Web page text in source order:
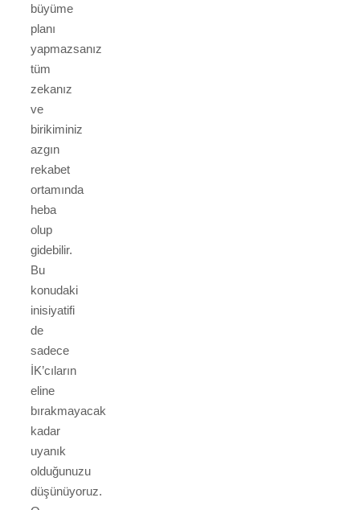
büyüme
planı
yapmazsanız
tüm
zekanız
ve
birikiminiz
azgın
rekabet
ortamında
heba
olup
gidebilir.
Bu
konudaki
inisiyatifi
de
sadece
İK’cıların
eline
bırakmayacak
kadar
uyanık
olduğunuzu
düşünüyoruz.